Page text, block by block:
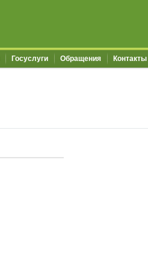
Госуслуги Обращения Контакты